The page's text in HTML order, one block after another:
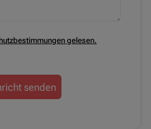
zustimmen gelesen.
senden